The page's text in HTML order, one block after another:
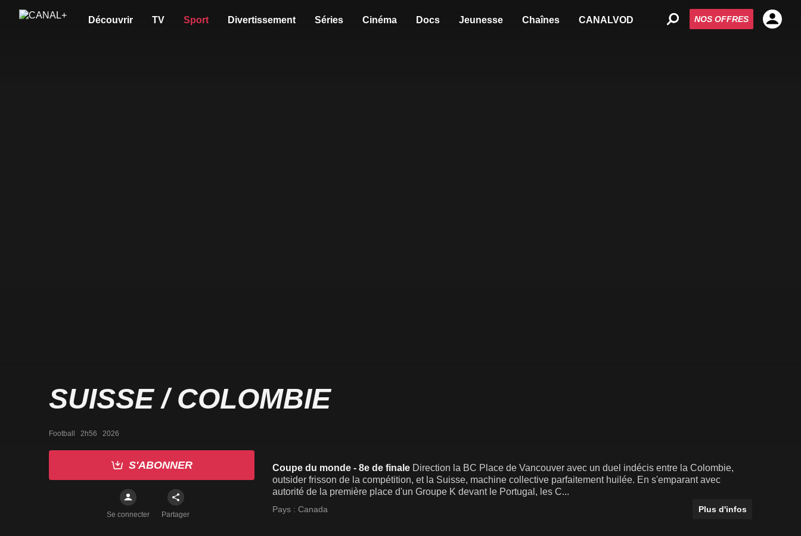
Découvrir TV Sport Divertissement Séries Cinéma Docs Jeunesse Chaînes CANALVOD NOS OFFRES
SUISSE / COLOMBIE
Football   2h56   2026
S'ABONNER
Se connecter Partager
Coupe du monde - 8e de finale Direction la BC Place de Vancouver avec un duel indécis entre la Colombie,
outsider frisson de la compétition, et la Suisse, machine collective parfaitement huilée. En s'emparant avec
autorité de la première place d'un Groupe K devant le Portugal, les C...
Pays : Canada Plus d'infos